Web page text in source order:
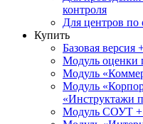
контроля
Для центров по
Купить
Базовая версия
Модуль оценки
Модуль
Модуль
«Инструктажи
Модуль СОУТ +